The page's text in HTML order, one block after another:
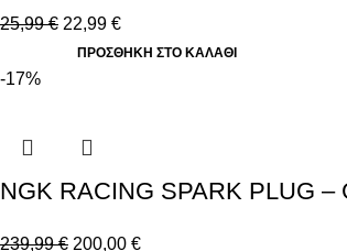
25,99€ 22,99 €
ΠΡΟΣΘΉΚΗ ΣΤΟ ΚΑΛΆΘΙ
-17%
NGK RACING SPARK PLUG –
239,99€ 200,00 €